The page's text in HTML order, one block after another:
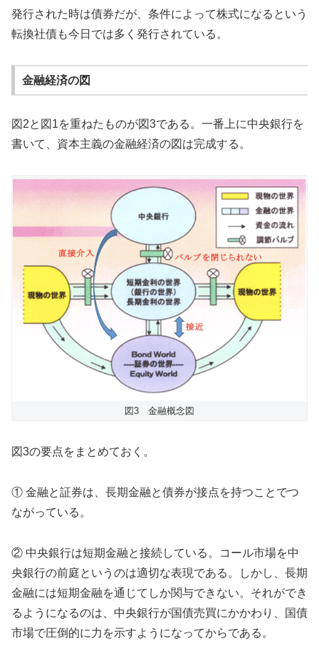
発行された時は債券だが、条件によって株式になるという
転換社債も今日では多く発行されている。
金融経済の図
図2と図1を重ねたものが図3である。一番上に中央銀行を
書いて、資本主義の金融経済の図は完成する。
図3 金融概念図
図3の要点をまとめておく。
① 金融と証券は、長期金融と債券が接点を持つことでつ
ながっている。
② 中央銀行は短期金融と接続している。コール市場を中
央銀行の前庭というのは適切な表現である。しかし、長期
金融には短期金融を通じてしか関与できない。それができ
るようになるのは、中央銀行が国債売買にかかわり、国債
市場で圧倒的に力を示すようになってからである。